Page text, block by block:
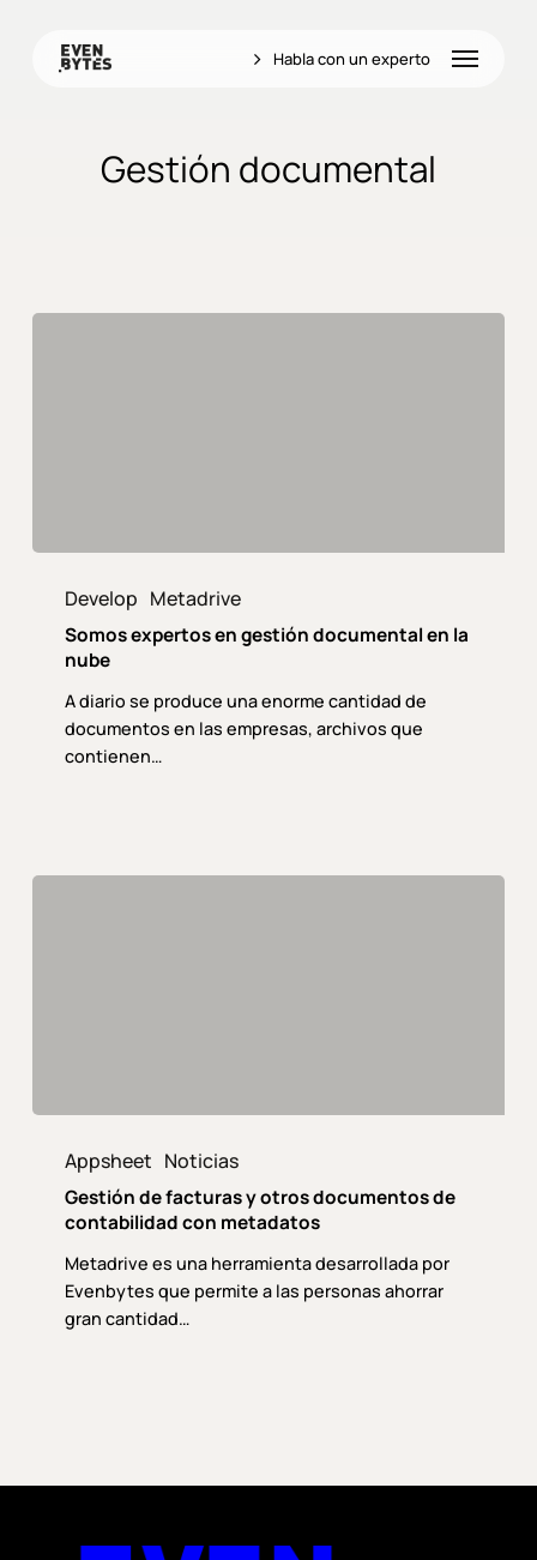
Habla con un experto Menu
Gestión documental
expertos
gestión
documental
nube
Develop Metadrive
Somos expertos en gestión documental en la
nube
A diario se produce una enorme cantidad de
documentos en las empresas, archivos que
contienen…
otros
documentos
contabilidad
Appsheet Noticias
Gestión de facturas y otros documentos de
contabilidad con metadatos
Metadrive es una herramienta desarrollada por
Evenbytes que permite a las personas ahorrar
gran cantidad…